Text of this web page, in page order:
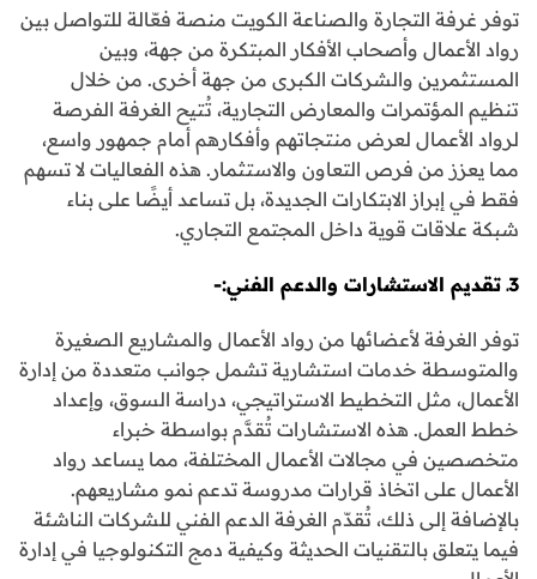
توفر غرفة التجارة والصناعة الكويت منصة فعّالة للتواصل بين
رواد الأعمال وأصحاب الأفكار المبتكرة من جهة، وبين
المستثمرين والشركات الكبرى من جهة أخرى. من خلال
تنظيم المؤتمرات والمعارض التجارية، تُتيح الغرفة الفرصة
لرواد الأعمال لعرض منتجاتهم وأفكارهم أمام جمهور واسع،
مما يعزز من فرص التعاون والاستثمار. هذه الفعاليات لا تسهم
فقط في إبراز الابتكارات الجديدة، بل تساعد أيضًا على بناء
شبكة علاقات قوية داخل المجتمع التجاري.
3ـ تقديم الاستشارات والدعم الفني:-
توفر الغرفة لأعضائها من رواد الأعمال والمشاريع الصغيرة
والمتوسطة خدمات استشارية تشمل جوانب متعددة من إدارة
الأعمال، مثل التخطيط الاستراتيجي، دراسة السوق، وإعداد
خطط العمل. هذه الاستشارات تُقدَّم بواسطة خبراء
متخصصين في مجالات الأعمال المختلفة، مما يساعد رواد
الأعمال على اتخاذ قرارات مدروسة تدعم نمو مشاريعهم.
بالإضافة إلى ذلك، تُقدّم الغرفة الدعم الفني للشركات الناشئة
فيما يتعلق بالتقنيات الحديثة وكيفية دمج التكنولوجيا في إدارة